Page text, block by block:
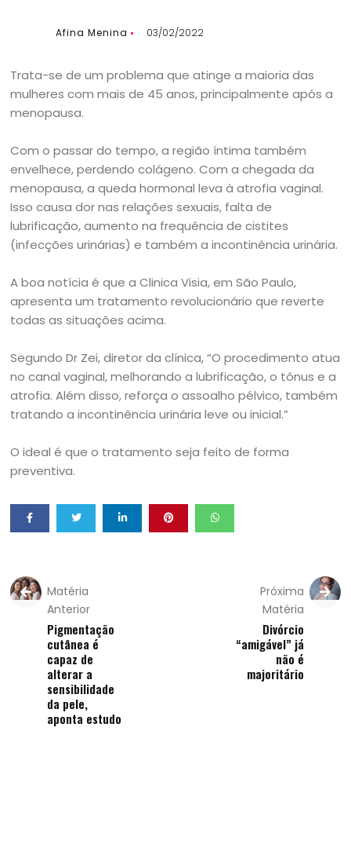
Afina Menina 03/02/2022
Trata-se de um problema que atinge a maioria das
mulheres com mais de 45 anos, principalmente após a
menopausa.
Com o passar do tempo, a região íntima também
envelhece, perdendo colágeno. Com a chegada da
menopausa, a queda hormonal leva à atrofia vaginal.
Isso causa dor nas relações sexuais, falta de
lubrificação, aumento na frequência de cistites
(infecções urinárias) e também a incontinência urinária.
A boa notícia é que a Clinica Visia, em São Paulo,
apresenta um tratamento revolucionário que reverte
todas as situações acima.
Segundo Dr Zei, diretor da clínica, “O procedimento atua
no canal vaginal, melhorando a lubrificação, o tônus e a
atrofia. Além disso, reforça o assoalho pélvico, também
tratando a incontinência urinária leve ou inicial.”
O ideal é que o tratamento seja feito de forma
preventiva.
Matéria
Anterior
Pigmentação
cutânea é
capaz de
alterar a
sensibilidade
da pele,
aponta estudo
Próxima
Matéria
Divórcio
“amigável” já
não é
majoritário